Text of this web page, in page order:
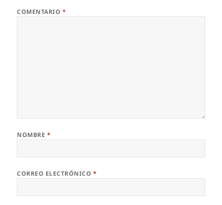
COMENTARIO *
NOMBRE *
CORREO ELECTRÓNICO *